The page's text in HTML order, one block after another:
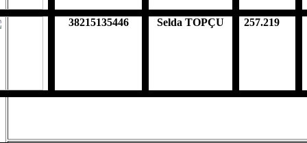
38215135446 Selda TOPÇU 257.219